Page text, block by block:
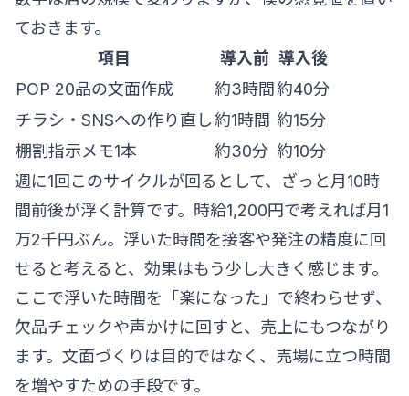
ておきます。
項目
導入前 導入後
POP 20品の文面作成
約3時間 約40分
チラシ・SNSへの作り直し約1時間 約15分
棚割指示メモ1本
約30分 約10分
週に1回このサイクルが回るとして、ざっと月10時
間前後が浮く計算です。時給1,200円で考えれば月1
万2千円ぶん。浮いた時間を接客や発注の精度に回
せると考えると、効果はもう少し大きく感じます。
ここで浮いた時間を「楽になった」で終わらせず、
欠品チェックや声かけに回すと、売上にもつながり
ます。文面づくりは目的ではなく、売場に立つ時間
を増やすための手段です。